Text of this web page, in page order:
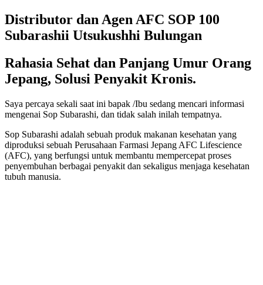
Distributor dan Agen AFC SOP 100
Subarashii Utsukushhi Bulungan
Rahasia Sehat dan Panjang Umur Orang
Jepang, Solusi Penyakit Kronis.
Saya percaya sekali saat ini bapak /Ibu sedang mencari informasi
mengenai Sop Subarashi, dan tidak salah inilah tempatnya.
Sop Subarashi adalah sebuah produk makanan kesehatan yang
diproduksi sebuah Perusahaan Farmasi Jepang AFC Lifescience
(AFC), yang berfungsi untuk membantu mempercepat proses
penyembuhan berbagai penyakit dan sekaligus menjaga kesehatan
tubuh manusia.